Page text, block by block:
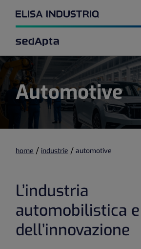
Automotive
home / industrie / automotive
L’industria
automobilistica
dell’innovazione